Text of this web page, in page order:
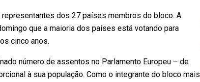
dos 27 países membros do bloco. A
que a maioria dos países está votando para
cinco anos.
número de assentos no Parlamento Europeu – de
à sua população. Como o integrante do bloco mais